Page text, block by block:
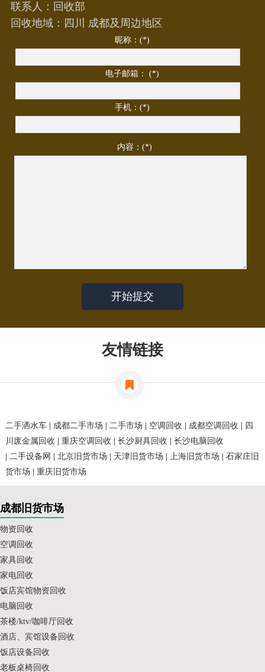
联系人：回收部
回收地域：四川 成都及周边地区
昵称：(*)
电子邮箱： (*)
手机：(*)
内容：(*)
友情链接
二手洒水车| 成都二手市场 二手市场 空调回收 成都空调回收
四
川废金属回收
重庆空调回收 长沙厨具回收
长沙电脑回收
二手设备网 北京旧货市场 天津旧货市场 上海旧货市场
石家庄旧
货市场
重庆旧货市场
成都旧货市场
物资回收
空调回收
家具回收
家电回收
饭店宾馆物资回收
电脑回收
茶楼/ktv/咖啡厅回收
酒店、宾馆设备回收
饭店设备回收
老板桌椅回收